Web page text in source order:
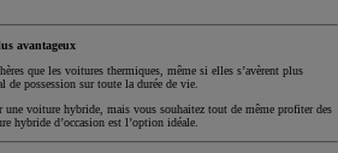
avantageux
que les voitures thermiques, même si elles s’avèrent plus
de possession sur toute la durée de vie.
une voiture hybride, mais vous souhaitez tout de même profiter des
hybride d’occasion est l’option idéale.